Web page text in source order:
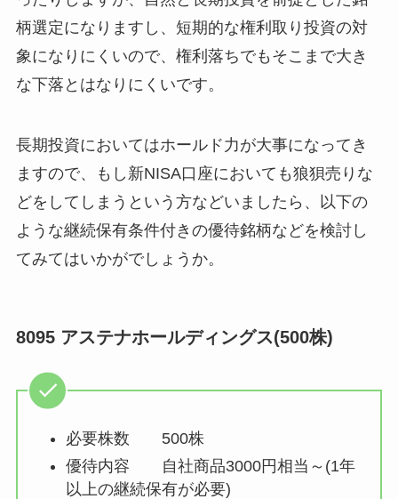
柄選定になりますし、短期的な権利取り投資の対
象になりにくいので、権利落ちでもそこまで大き
な下落とはなりにくいです。
長期投資においてはホールド力が大事になってき
ますので、もし新NISA口座においても狼狽売りな
どをしてしまうという方などいましたら、以下の
ような継続保有条件付きの優待銘柄などを検討し
てみてはいかがでしょうか。
8095 アステナホールディングス(500株)
必要株数 500株
優待内容 自社商品3000円相当～(1年
以上の継続保有が必要)